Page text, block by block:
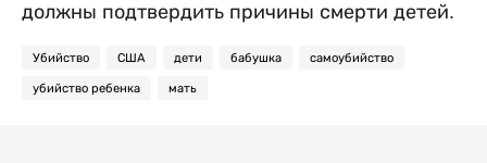
должны подтвердить причины смерти детей.
Убийство США дети бабушка самоубийство
убийство ребенка мать